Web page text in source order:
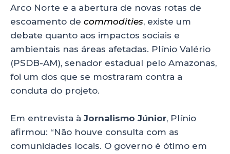
Arco Norte e a abertura de novas rotas de
escoamento de commodities, existe um
debate quanto aos impactos sociais e
ambientais nas áreas afetadas. Plínio Valério
(PSDB-AM), senador estadual pelo Amazonas,
foi um dos que se mostraram contra a
conduta do projeto.
Em entrevista à Jornalismo Júnior, Plínio
afirmou: “Não houve consulta com as
comunidades locais. O governo é ótimo em